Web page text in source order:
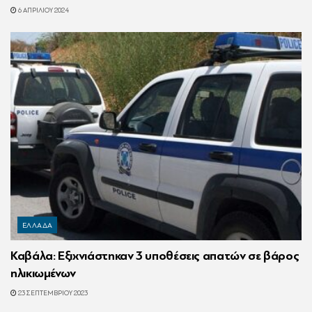
6 ΑΠΡΙΛΊΟΥ 2024
ΕΛΛΑΔΑ
Καβάλα: Εξιχνιάστηκαν 3 υποθέσεις απατών σε βάρος
ηλικιωμένων
23 ΣΕΠΤΕΜΒΡΊΟΥ 2023